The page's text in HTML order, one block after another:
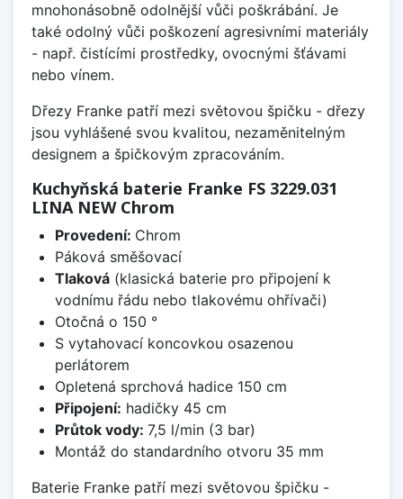
mnohonásobně odolnější vůči poškrábání. Je
také odolný vůči poškození agresivními materiály
- např. čistícími prostředky, ovocnými šťávami
nebo vínem.
Dřezy Franke patří mezi světovou špičku - dřezy
jsou vyhlášené svou kvalitou, nezaměnitelným
designem a špičkovým zpracováním.
Kuchyňská baterie Franke FS 3229.031
LINA NEW Chrom
Provedení: Chrom
Páková směšovací
Tlaková(klasická baterie pro připojení k
vodnímu řádu nebo tlakovému ohřívači)
Otočná o 150 °
S vytahovací koncovkou osazenou
perlátorem
Opletená sprchová hadice 150 cm
Připojení: hadičky 45 cm
Průtok vody: 7,5 l/min (3 bar)
Montáž do standardního otvoru 35 mm
Baterie Franke patří mezi světovou špičku -